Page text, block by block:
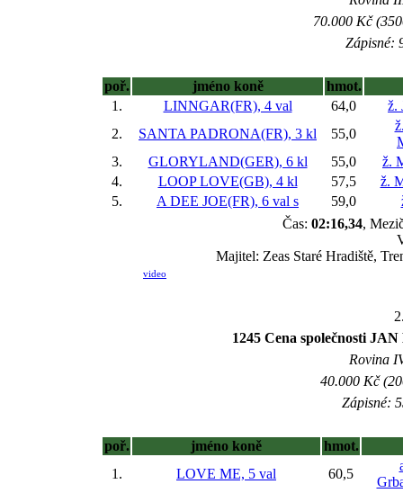
70.000 Kč
Zápisné:
poř. jméno koně
hmot.
1.
LINNGAR(FR), 4 val 64,0
ž.
2.
SANTA PADRONA(FR), 3 kl 55,0
3.
GLORYLAND(GER), 6 kl 55,0
ž.
4.
LOOP LOVE(GB), 4 kl 57,5
ž.
5.
A DEE JOE(FR), 6 val s 59,0
Čas: 02:16,34,
Majitel: Zeas Staré Hradiště,
video
1245 Cena společnosti
Rovina
40.000 Kč
Zápisné:
poř. jméno koně
hmot.
1.
LOVE ME, 5 val 60,5